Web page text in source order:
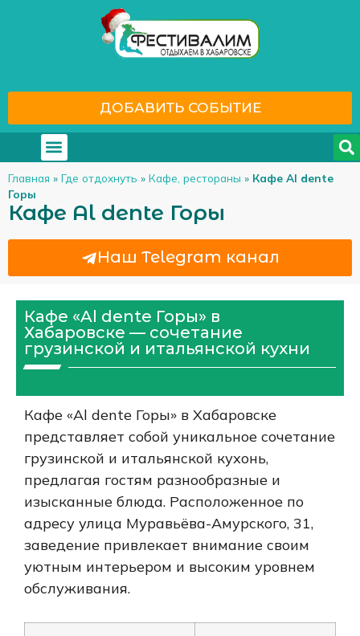
ДОБАВИТЬ СОБЫТИЕ
Главная » Где отдохнуть » Кафе, рестораны » Кафе Al dente
Горы
Кафе Al dente Горы
Наш Telegram канал
Кафе «Al dente Горы» в
Хабаровске — сочетание
грузинской и итальянской кухни
Кафе «Al dente Горы» в Хабаровске
представляет собой уникальное сочетание
грузинской и итальянской кухонь,
предлагая гостям разнообразные и
изысканные блюда. Расположенное по
адресу улица Муравьёва-Амурского, 31,
заведение привлекает внимание своим
уютным интерьером и высоким уровнем
обслуживания.